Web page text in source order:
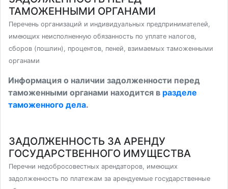
ТАМОЖЕННЫМИ ОРГАНАМИ
Перечень организаций и индивидуальных предпринимателей,
имеющих неисполненную обязанность по уплате налогов,
сборов (пошлин), процентов, пеней, взимаемых таможенными
органами
Информация о наличии задолженности перед
таможенными органами находится в разделе
таможенного дела.
ЗАДОЛЖЕННОСТЬ ЗА АРЕНДУ
ГОСУДАРСТВЕННОГО ИМУЩЕСТВА
Перечни недобросовестных арендаторов, имеющих
задолженность по платежам за арендуемые государственные